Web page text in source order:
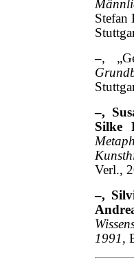
Stefan
–,
–,
Silke
Verl.,
–,
1991 ,